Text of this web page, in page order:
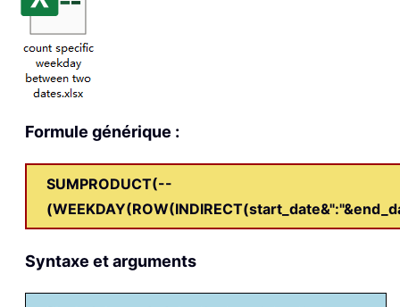
Formule générique :
SUMPRODUCT(--
Syntaxe et arguments